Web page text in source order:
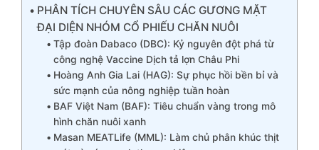
PHÂN TÍCH CHUYÊN SÂU CÁC GƯƠNG MẶT
ĐẠI DIỆN NHÓM CỔ PHIẾU CHĂN NUÔI
Tập đoàn Dabaco (DBC): Kỷ nguyên đột phá từ
công nghệ Vaccine Dịch tả lợn Châu Phi
Hoàng Anh Gia Lai (HAG): Sự phục hồi bền bỉ và
sức mạnh của nông nghiệp tuần hoàn
BAF Việt Nam (BAF): Tiêu chuẩn vàng trong mô
hình chăn nuôi xanh
Masan MEATLife (MML): Làm chủ phân khúc thịt